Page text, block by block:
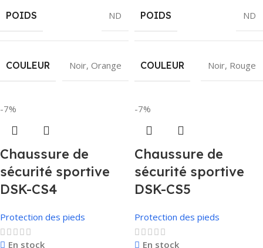
POIDS ND
COULEUR Noir, Orange
POIDS ND
COULEUR Noir, Rouge
-7%
Chaussure de
sécurité sportive
DSK-CS4
Protection des pieds
En stock
-7%
Chaussure de
sécurité sportive
DSK-CS5
Protection des pieds
En stock